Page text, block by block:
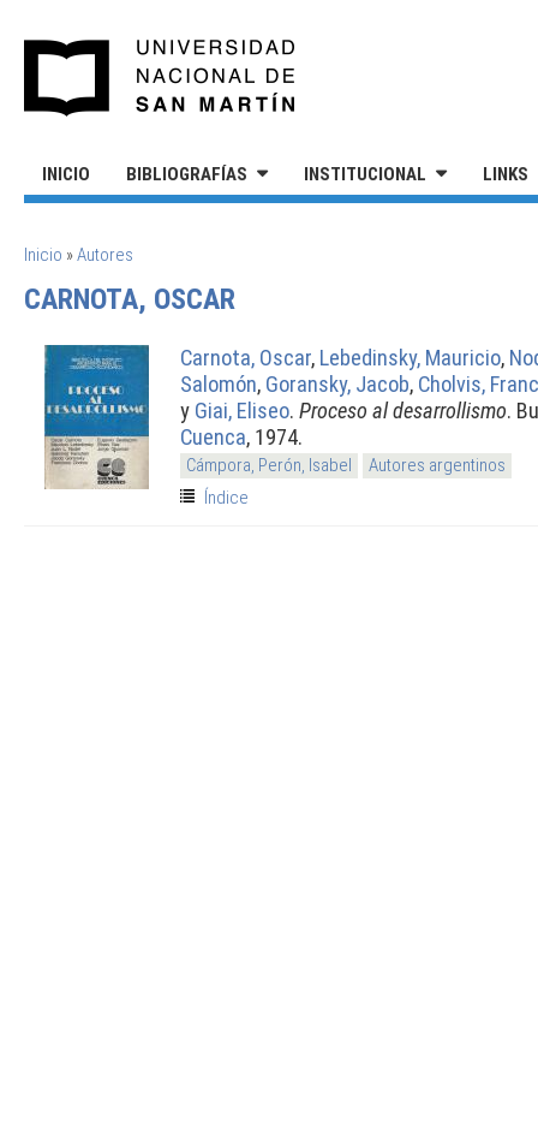
INICIO BIBLIOGRAFÍAS INSTITUCIONAL LINKS
SE ENCUENTRA USTED AQUÍ
Inicio »Autores
CARNOTA, OSCAR
Carnota, Oscar, Lebedinsky, Mauricio,
Salomón, Goransky, Jacob, Cholvis,
y Giai, Eliseo. Proceso al desarrollismo.
Cuenca, 1974.
Cámpora, Perón, Isabel
Autores argentinos
Índice